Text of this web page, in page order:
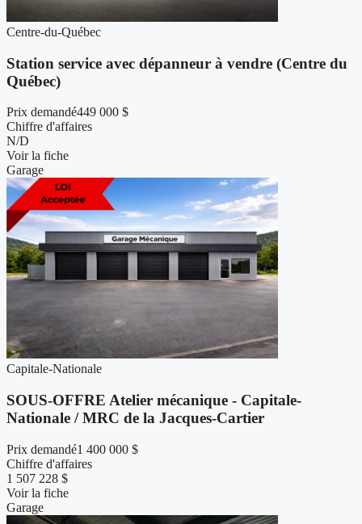
Centre-du-Québec
Station service avec dépanneur à vendre (Centre du
Québec)
Prix demandé449 000 $
Chiffre d'affaires
N/D
Voir la fiche
Garage
Capitale-Nationale
SOUS-OFFRE Atelier mécanique - Capitale-
Nationale / ​MRC de la Jacques-Cartier
Prix demandé1 400 000 $
Chiffre d'affaires
1 507 228 $
Voir la fiche
Garage